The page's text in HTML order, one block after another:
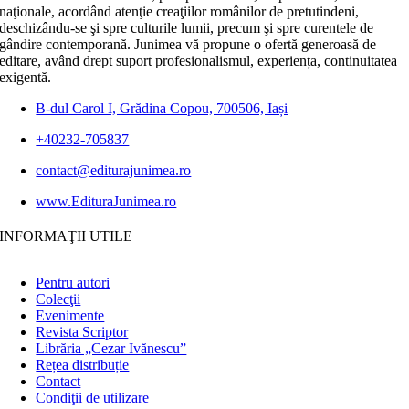
naţionale, acordând atenţie creaţiilor românilor de pretutindeni,
deschizându-se şi spre culturile lumii, precum şi spre curentele de
gândire contemporană. Junimea vă propune o ofertă generoasă de
editare, având drept suport profesionalismul, experiența, continuitatea
exigentă.
B-dul Carol I, Grădina Copou, 700506, Iași
+40232-705837
contact@editurajunimea.ro
www.EdituraJunimea.ro
INFORMAŢII UTILE
Pentru autori
Colecţii
Evenimente
Revista Scriptor
Librăria „Cezar Ivănescu”
Rețea distribuție
Contact
Condiţii de utilizare